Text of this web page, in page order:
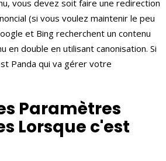
vous devez soit faire une redirection
(si vous voulez maintenir le peu
et Bing recherchent un contenu
en double en utilisant canonisation. Si
Panda qui va gérer votre
Paramètres
Lorsque c'est